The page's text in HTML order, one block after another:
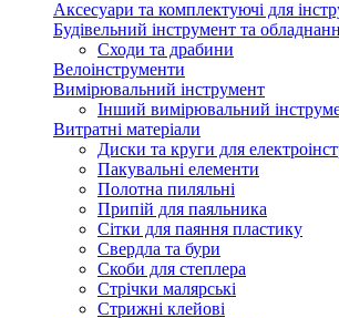
Аксесуари та комплектуючі для
Будівельний інструмент та
Сходи та драбини
Велоінструменти
Вимірювальний інструмент
Інший вимірювальний
Витратні матеріали
Диски та круги для
Пакувальні елементи
Полотна пиляльні
Припій для паяльника
Сітки для паяння пластику
Свердла та бури
Скоби для степлера
Стрічки малярські
Стрижні клейові